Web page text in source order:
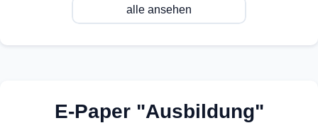
alle ansehen
E-Paper "Ausbildung"